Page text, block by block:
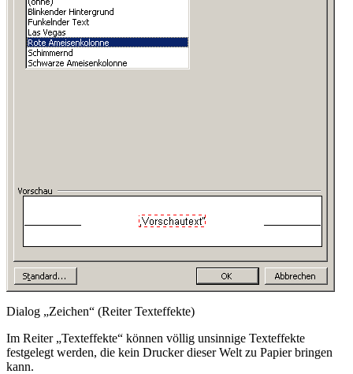
Dialog „Zeichen“ (Reiter Texteffekte)
Im Reiter „Texteffekte“ können völlig unsinnige Texteffekte
festgelegt werden, die kein Drucker dieser Welt zu Papier bringen
kann.